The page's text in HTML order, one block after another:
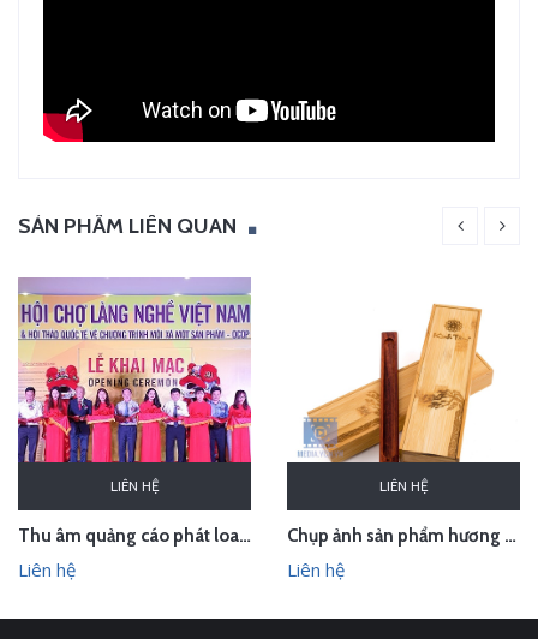
SẢN PHẨM LIÊN QUAN
LIÊN HỆ
Thu âm quảng cáo phát loa cho Hội chợ Làng nghề VN 2018
Liên hệ
LIÊN HỆ
Chụp ảnh sản phẩm hương trầm Hương Xưa - Kính Tâm trong studio Hà Nội
Liên hệ